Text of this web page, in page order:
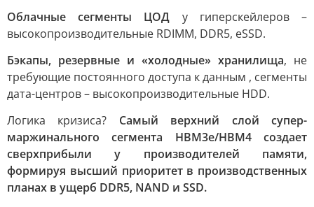
Облачные сегменты ЦОД у гиперскейлеров –
высокопроизводительные RDIMM, DDR5, eSSD.
Бэкапы, резервные и «холодные» хранилища, не
требующие постоянного доступа к данным , сегменты
дата-центров – высокопроизводительные HDD.
Логика кризиса? Самый верхний слой супер-
маржинального сегмента HBM3e/HBM4 создает
сверхприбыли у производителей памяти,
формируя высший приоритет в производственных
планах в ущерб DDR5, NAND и SSD.